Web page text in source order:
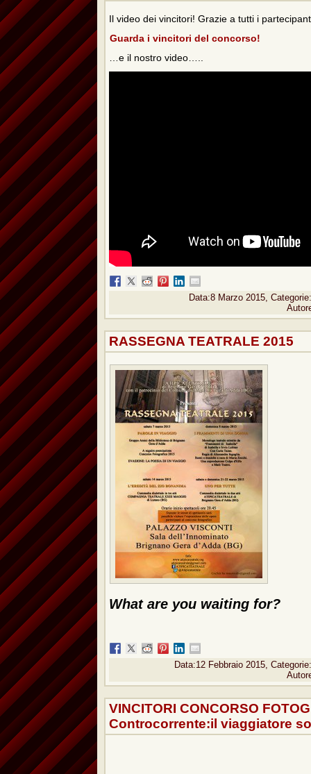
Il video dei vincitori! Grazie a tutti i
Guarda i vincitori del concorso!
…e il nostro video…..
Data:8 Marzo 2015,
RASSEGNA TEATRALE 2015
What are you waiting for?
Data:12 Febbraio 2015,
VINCITORI CONCORSO
Controcorrente:il viaggiatore